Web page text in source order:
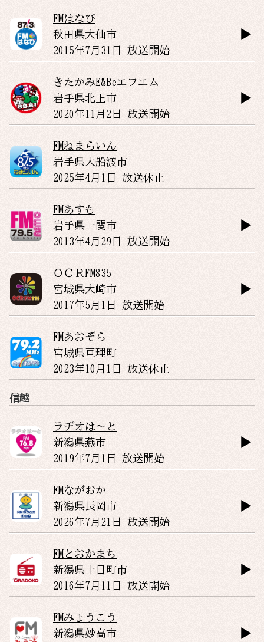
FMはなび
秋田県大仙市
2015年7月31日 放送開始
きたかみE&Beエフエム
岩手県北上市
2020年11月2日 放送開始
FMねまらいん
岩手県大船渡市
2025年4月1日 放送休止
FMあすも
岩手県一関市
2013年4月29日 放送開始
ＯＣＲFM835
宮城県大崎市
2017年5月1日 放送開始
FMあおぞら
宮城県亘理町
2023年10月1日 放送休止
信越
ラヂオは〜と
新潟県燕市
2019年7月1日 放送開始
FMながおか
新潟県長岡市
2026年7月21日 放送開始
FMとおかまち
新潟県十日町市
2016年7月11日 放送開始
FMみょうこう
新潟県妙高市